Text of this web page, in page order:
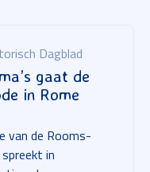
Dagblad
gaat de
in Rome
van de Rooms-
in